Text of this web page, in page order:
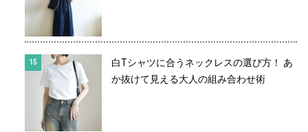
白Tシャツに合うネックレスの選び方！ あ
か抜けて見える大人の組み合わせ術